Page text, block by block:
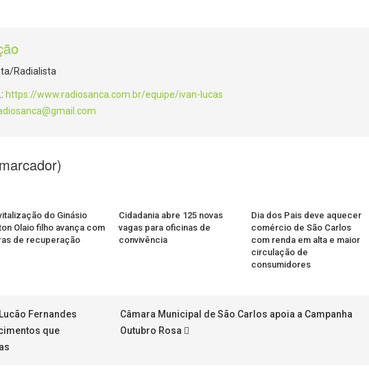
Radialista
https://www.radiosanca.com.br/equipe/ivan-lucas
do Ginásio
Olaio filho avança com
de recuperação
Cidadania abre 125 novas
vagas para oficinas de
convivência
Dia dos Pais deve aquecer
comércio de São Carlos
com renda em alta e maior
circulação de
consumidores
Fernandes
que
Câmara Municipal de São Carlos apoia a Campanha
Outubro Rosa